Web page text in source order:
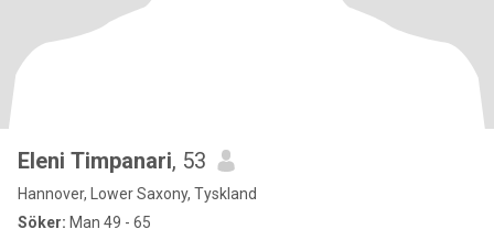
Eleni Timpanari, 53
Hannover, Lower Saxony, Tyskland
Söker: Man 49 - 65